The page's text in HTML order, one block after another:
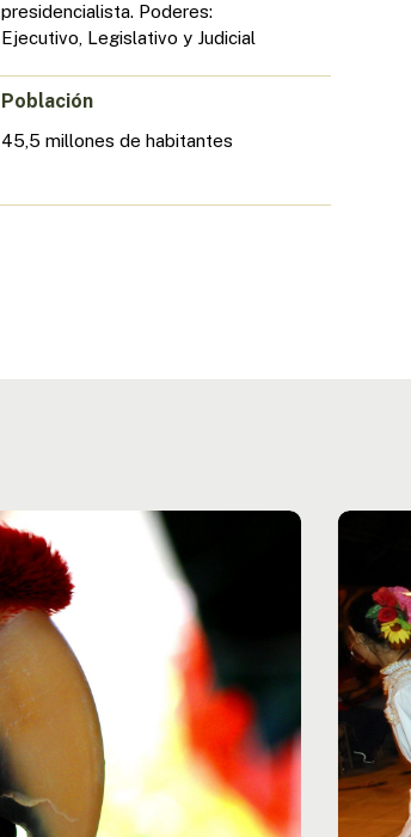
presidencialista. Poderes:
Ejecutivo, Legislativo y Judicial
Población
45,5 millones de habitantes